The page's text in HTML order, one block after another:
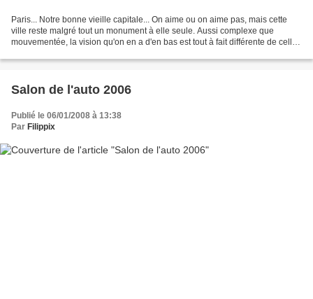
Paris... Notre bonne vieille capitale... On aime ou on aime pas, mais cette
ville reste malgré tout un monument à elle seule. Aussi complexe que
mouvementée, la vision qu'on en a d'en bas est tout à fait différente de celle
Salon de l'auto 2006
Publié le 06/01/2008 à 13:38
Par Filippix